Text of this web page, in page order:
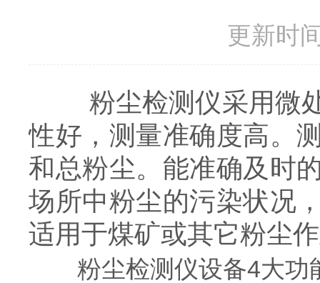
更新时
粉尘检测仪采用微处
性好，测量准确度高。
和总粉尘。能准确及时
场所中粉尘的污染状况
适用于煤矿或其它粉尘
粉尘检测仪设备4大功